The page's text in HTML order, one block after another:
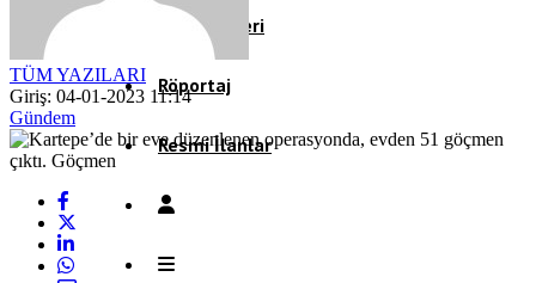
Video Galeri
Röportaj
Resmi İlanlar
TÜM YAZILARI
Giriş: 04-01-2023 11:14
Gündem